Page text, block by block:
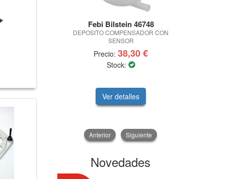
Febi Bilstein 46748
DEPOSITO COMPENSADOR CON
SENSOR
Precio: 38,30 €
Stock:
Ver detalles
Anterior Siguiente
Novedades